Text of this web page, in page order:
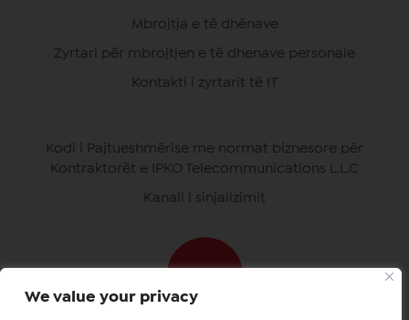
We value your privacy
Mbrojtja e të dhënave
Zyrtari për mbrojtjen e të dhenave personale
Kontakti i zyrtarit të IT
Kodi i Pajtueshmërise me normat biznesore për
Kontraktorët e IPKO Telecommunications L.L.C
Kanali i sinjalizimit